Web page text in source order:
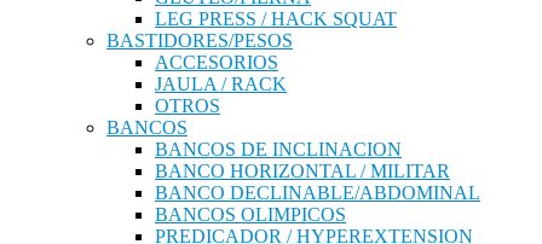
LEG PRESS / HACK SQUAT
BASTIDORES/PESOS
ACCESORIOS
JAULA / RACK
OTROS
BANCOS
BANCOS DE INCLINACION
BANCO HORIZONTAL / MILITAR
BANCO DECLINABLE/ABDOMINAL
BANCOS OLIMPICOS
PREDICADOR / HYPEREXTENSION